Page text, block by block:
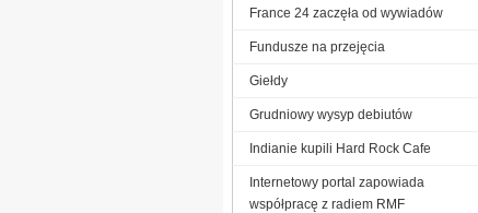
France 24 zaczęła od wywiadów
Fundusze na przejęcia
Giełdy
Grudniowy wysyp debiutów
Indianie kupili Hard Rock Cafe
Internetowy portal zapowiada
współpracę z radiem RMF